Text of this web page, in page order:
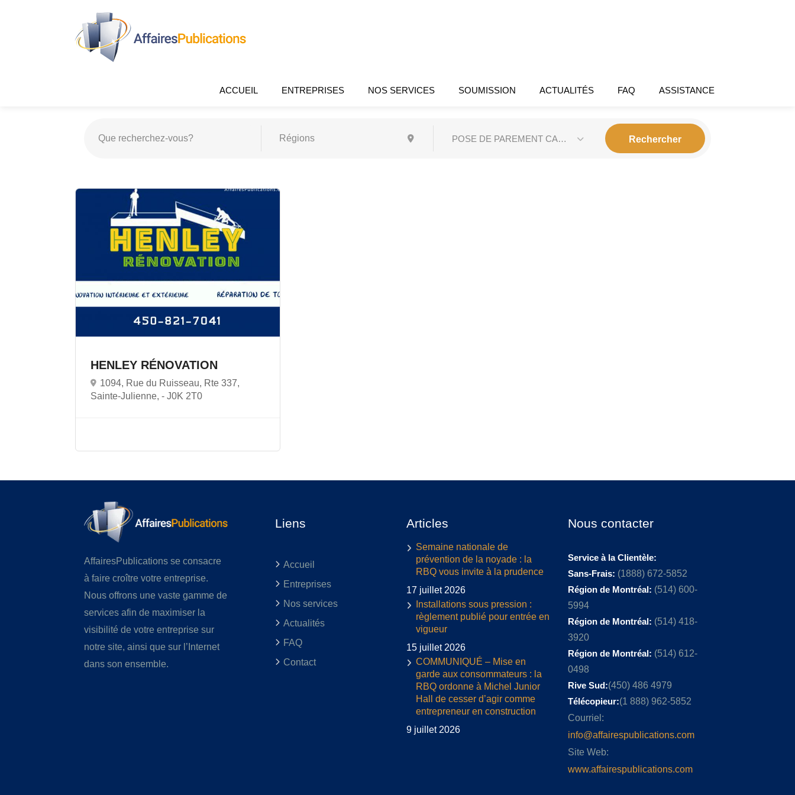
ACCUEIL ENTREPRISES NOS SERVICES SOUMISSION ACTUALITÉS FAQ ASSISTANCE
POSE DE PAREMENT CANEXEL
HENLEY RÉNOVATION
1094, Rue du Ruisseau, Rte 337,
Sainte-Julienne, - J0K 2T0
AffairesPublications se consacre
à faire croître votre entreprise.
Nous offrons une vaste gamme de
services afin de maximiser la
visibilité de votre entreprise sur
notre site, ainsi que sur l’Internet
dans son ensemble.
Liens
Accueil
Entreprises
Nos services
Actualités
FAQ
Contact
Articles
Semaine nationale de
prévention de la noyade : la
RBQ vous invite à la prudence
17 juillet 2026
Installations sous pression :
règlement publié pour entrée en
vigueur
15 juillet 2026
COMMUNIQUÉ – Mise en
garde aux consommateurs : la
RBQ ordonne à Michel Junior
Hall de cesser d’agir comme
entrepreneur en construction
9 juillet 2026
Nous contacter
Service à la Clientèle:
Sans-Frais: (1888) 672-5852
Région de Montréal: (514) 600-
5994
Région de Montréal: (514) 418-
3920
Région de Montréal: (514) 612-
0498
Rive Sud:(450) 486 4979
Télécopieur:(1 888) 962-5852
Courriel:
info@affairespublications.com
Site Web:
www.affairespublications.com